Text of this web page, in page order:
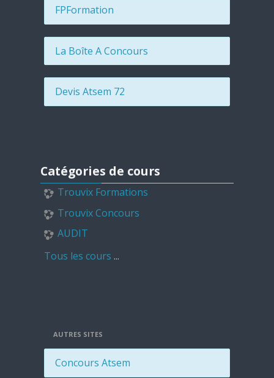
FPFormation
La Boîte A Concours
Devis Atsem 72
Catégories de cours
Trouvix Formations
Trouvix Concours
AUDIT
Tous les cours ...
AUTRES SITES
Concours Atsem